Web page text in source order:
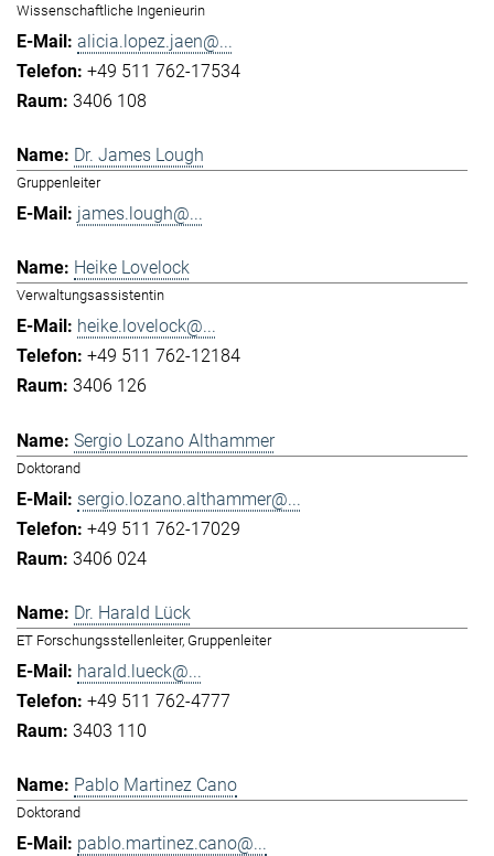
Wissenschaftliche Ingenieurin
alicia.lopez.jaen@...
+49 511 762-17534
3406 108
Dr. James Lough
Gruppenleiter
james.lough@...
Heike Lovelock
Verwaltungsassistentin
heike.lovelock@...
+49 511 762-12184
3406 126
Sergio Lozano Althammer
Doktorand
sergio.lozano.althammer@...
+49 511 762-17029
3406 024
Dr. Harald Lück
ET Forschungsstellenleiter, Gruppenleiter
harald.lueck@...
+49 511 762-4777
3403 110
Pablo Martinez Cano
Doktorand
pablo.martinez.cano@...